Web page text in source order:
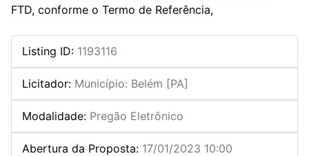
FTD, conforme o Termo de Referência,
Listing ID: 1193116
Licitador: Município: Belém [PA]
Modalidade: Pregão Eletrônico
Abertura da Proposta: 17/01/2023 10:00